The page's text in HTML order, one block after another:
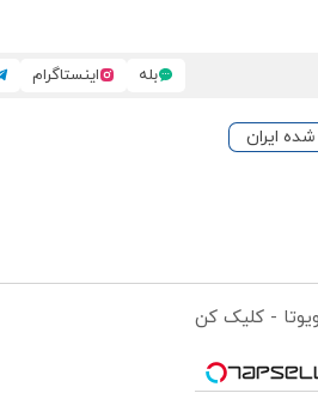
بله اینستاگرام
شده ایران
- کلیک کن